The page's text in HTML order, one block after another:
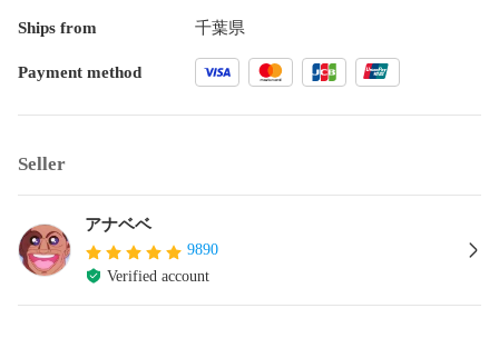
Ships from 千葉県
Payment method
Seller
アナベベ
9890
Verified account